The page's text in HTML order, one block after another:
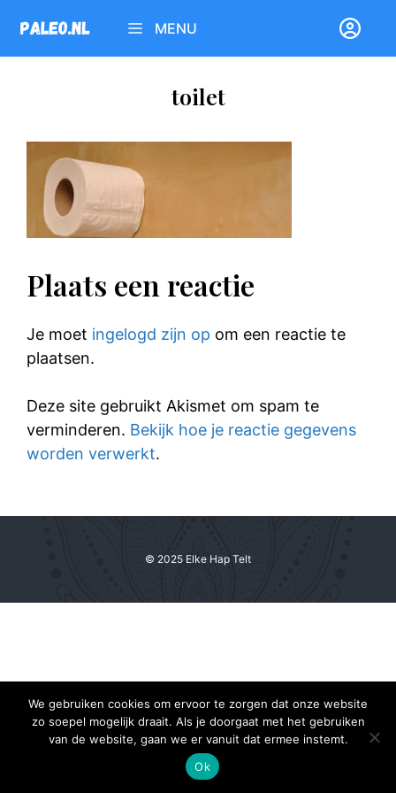
naar
de
MENU
toilet
Plaats een reactie
Je moet ingelogd zijn op om een reactie te
plaatsen.
Deze site gebruikt Akismet om spam te
verminderen. Bekijk hoe je reactie gegevens
worden verwerkt.
© 2025 Elke Hap Telt
We gebruiken cookies om ervoor te zorgen dat onze website
zo soepel mogelijk draait. Als je doorgaat met het gebruiken
van de website, gaan we er vanuit dat ermee instemt.
Ok